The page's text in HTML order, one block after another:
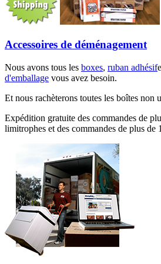
Accessoires de déménagement
Nous avons tous les boxes, ruban adhésif
d'emballage vous avez besoin.
Et nous rachèterons toutes les boîtes non
Expédition gratuite des commandes de
limitrophes et des commandes de plus de